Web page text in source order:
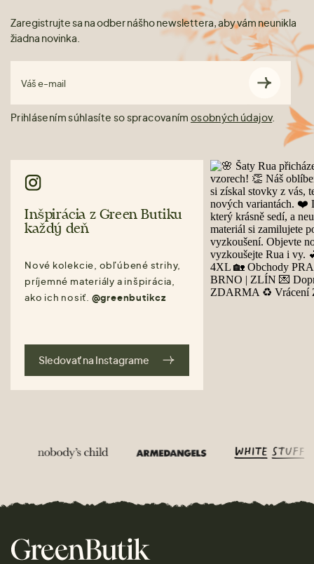
Zaregistrujte sa na odber nášho newslettera, aby vám neunikla
žiadna novinka.
Váš e-mail
Prihlásením súhlasíte so spracovaním osobných údajov.
Inšpirácia z Green Butiku
každý deň
Nové kolekcie, obľúbené strihy,
príjemné materiály a inšpirácia,
ako ich nosiť. @greenbutikcz
Sledovať na Instagrame